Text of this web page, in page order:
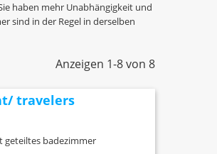
haben mehr Unabhängigkeit und
sind in der Regel in derselben
Anzeigen 1-8 von 8
travelers
geteiltes badezimmer